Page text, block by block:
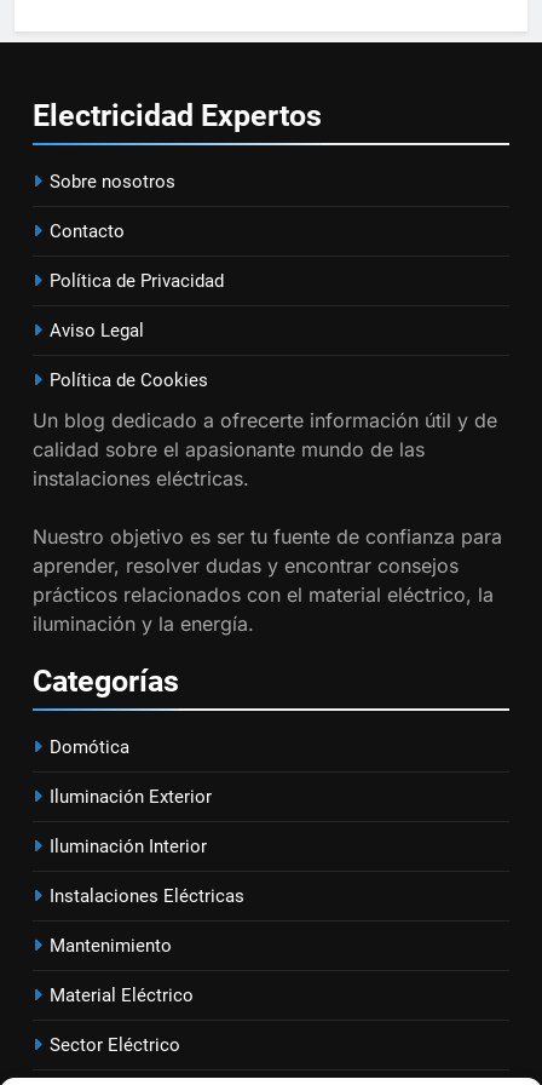
15
corriente para
electrodomésticos empotrados
INSTALACIONES ELÉCTRICAS
eléctrico para pequeños
comercios
INSTALACIONES ELÉCTRICAS
Cómo realizar un proyecto de
instalación eléctrica en casa.
INSTALACIONES ELÉCTRICAS
1
Guía práctica para diseñar
2
tensión en instalaciones
3
Electricidad Expertos
Sobre nosotros
Contacto
Política de Privacidad
Aviso Legal
Política de Cookies
Un blog dedicado a ofrecerte información útil y de
calidad sobre el apasionante mundo de las
instalaciones eléctricas.
Nuestro objetivo es ser tu fuente de confianza para
aprender, resolver dudas y encontrar consejos
prácticos relacionados con el material eléctrico, la
iluminación y la energía.
Categorías
Domótica
Iluminación Exterior
Iluminación Interior
Instalaciones Eléctricas
Mantenimiento
Material Eléctrico
Sector Eléctrico